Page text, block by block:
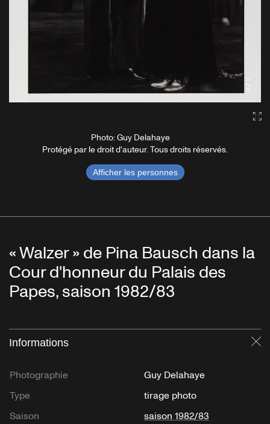
Photo: Guy Delahaye
Protégé par le droit d'auteur. Tous droits réservés.
Afficher les personnes
« Walzer » de Pina Bausch dans la
Cour d'honneur du Palais des
Papes, saison 1982/83
Informations
Photographie
Guy Delahaye
Type
tirage photo
Saison
saison 1982/83